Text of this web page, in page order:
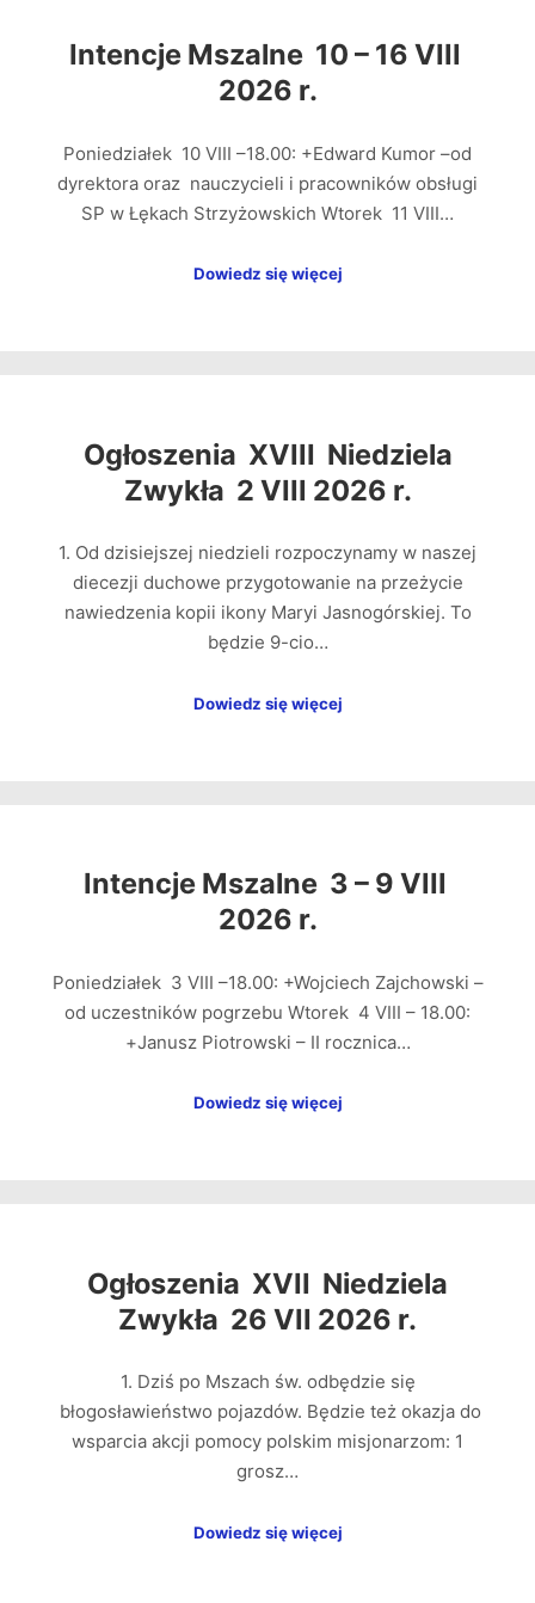
Intencje Mszalne 10 – 16 VIII
2026 r.
Poniedziałek 10 VIII –18.00: +Edward Kumor –od
dyrektora oraz nauczycieli i pracowników obsługi
SP w Łękach Strzyżowskich Wtorek 11 VIII…
Dowiedz się więcej
Ogłoszenia XVIII Niedziela
Zwykła 2 VIII 2026 r.
1. Od dzisiejszej niedzieli rozpoczynamy w naszej
diecezji duchowe przygotowanie na przeżycie
nawiedzenia kopii ikony Maryi Jasnogórskiej. To
będzie 9-cio…
Dowiedz się więcej
Intencje Mszalne 3 – 9 VIII
2026 r.
Poniedziałek 3 VIII –18.00: +Wojciech Zajchowski –
od uczestników pogrzebu Wtorek 4 VIII – 18.00:
+Janusz Piotrowski – II rocznica…
Dowiedz się więcej
Ogłoszenia XVII Niedziela
Zwykła 26 VII 2026 r.
1. Dziś po Mszach św. odbędzie się
błogosławieństwo pojazdów. Będzie też okazja do
wsparcia akcji pomocy polskim misjonarzom: 1
grosz…
Dowiedz się więcej